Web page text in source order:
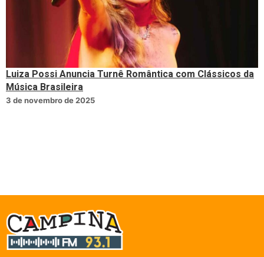
Luiza Possi Anuncia Turnê Romântica com Clássicos da
Música Brasileira
3 de novembro de 2025